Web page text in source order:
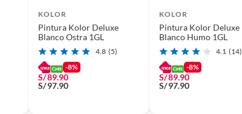
KOLOR
Pintura Kolor Deluxe
Blanco Ostra 1GL
4.8 (5)
-8%
S/89.90
S/97.90
KOLOR
Pintura Kolor Deluxe
Blanco Humo 1GL
4.1 (14)
-8%
S/89.90
S/97.90